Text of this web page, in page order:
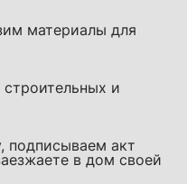
материалы для
и
подписываем акт
в дом своей